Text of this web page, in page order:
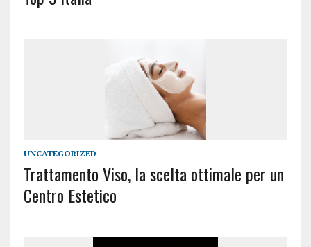
UNCATEGORIZED
Trattamento Viso, la scelta ottimale per un
Centro Estetico